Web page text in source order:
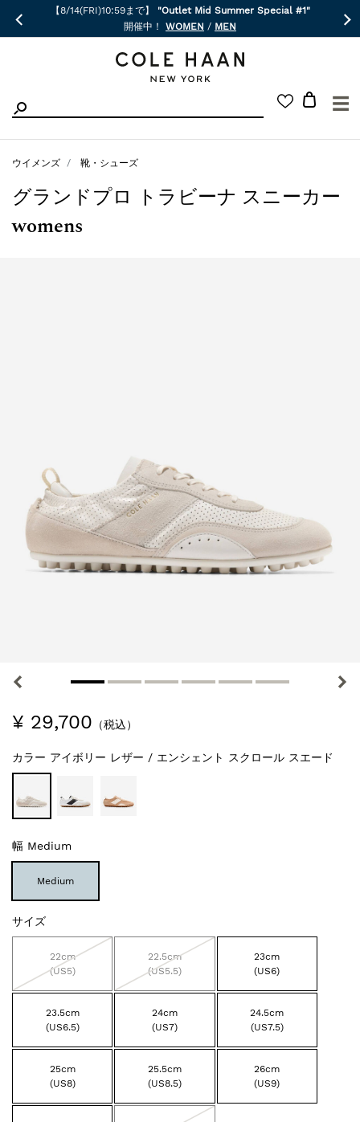
【8/14(FRI)10:59まで】
"Outlet Mid Summer Special #1"
開催中！ WOMEN / MEN
☰
ウイメンズ 靴・シューズ
グランドプロ トラビーナ スニーカー
womens
¥ 29,700 （税込）
カラー アイボリー レザー / エンシェント スクロール スエード
幅 Medium
Medium
サイズ
22cm
(US5)
22.5cm
(US5.5)
23cm
(US6)
23.5cm
(US6.5)
24cm
(US7)
24.5cm
(US7.5)
25cm
(US8)
25.5cm
(US8.5)
26cm
(US9)